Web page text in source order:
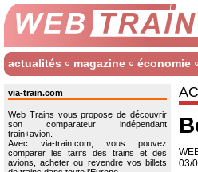
actualités magazine économie
via-train.com
Web Trains vous propose de découvrir
son comparateur indépendant
train+avion.
Avec via-train.com, vous pouvez
comparer les tarifs des trains et des
avions, acheter ou revendre vos billets
03/